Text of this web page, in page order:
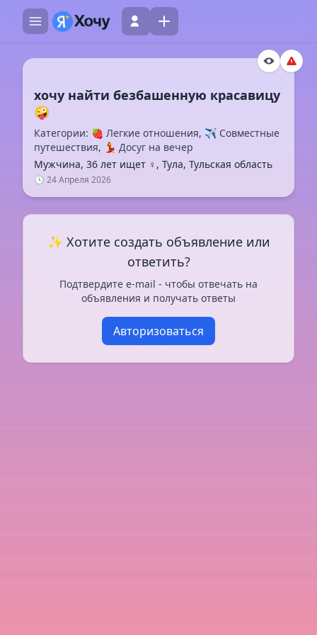
хочу найти безбашенную красавицу
Категории: 🍓 Легкие отношения, ✈️ Совместные
путешествия, 💃 Досуг на вечер
Мужчина, 36 лет ищет ♀️, Тула, Тульская область
🕓 24 Апреля 2026
✨ Хотите создать объявление или
ответить?
Подтвердите e-mail - чтобы отвечать на
объявления и получать ответы
Авторизоваться